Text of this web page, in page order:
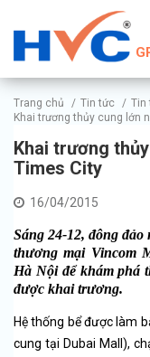
Trang chủ / Tin tức / Tin
Khai trương thủy cung lớn
Khai trương
Times City
16/04/2015
Sáng 24-12, đông
thương mại Vincom
Hà Nội để khám phá
được khai trương.
Hệ thống bể được làm
cung tại Dubai Mall),